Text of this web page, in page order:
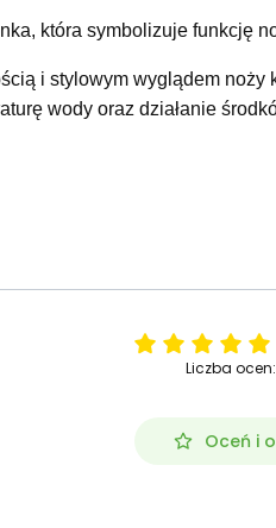
która symbolizuje funkcję
i stylowym wyglądem
wody oraz działanie
Liczba
Oceń i